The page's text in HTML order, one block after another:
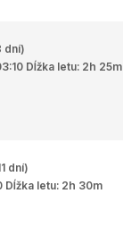
dní)
Dĺžka letu: 2h 25m
dní)
Dĺžka letu: 2h 30m